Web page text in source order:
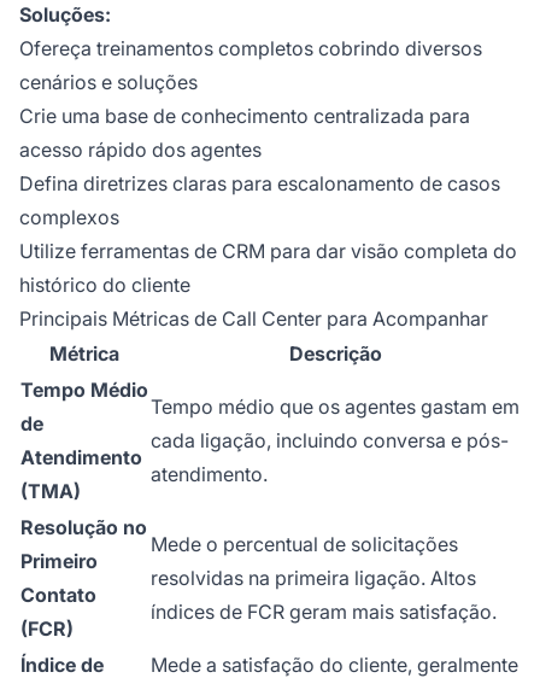
Soluções:
Ofereça treinamentos completos cobrindo diversos
cenários e soluções
Crie uma base de conhecimento centralizada para
acesso rápido dos agentes
Defina diretrizes claras para escalonamento de casos
complexos
Utilize ferramentas de CRM para dar visão completa do
histórico do cliente
Principais Métricas de Call Center para Acompanhar
Métrica
Descrição
Tempo Médio
de
Atendimento
(TMA)
Tempo médio que os agentes gastam em
cada ligação, incluindo conversa e pós-
atendimento.
Resolução no
Primeiro
Contato
(FCR)
Mede o percentual de solicitações
resolvidas na primeira ligação. Altos
índices de FCR geram mais satisfação.
Índice de
Mede a satisfação do cliente, geralmente